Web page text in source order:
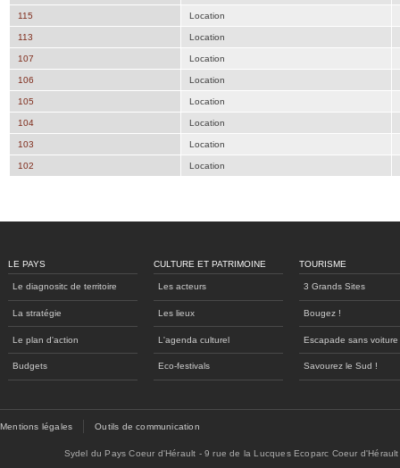
115 Location
113 Location
107 Location
106 Location
105 Location
104 Location
103 Location
102 Location
LE PAYS
Le diagnositc de territoire
La stratégie
Le plan d'action
Budgets
CULTURE ET PATRIMOINE
Les acteurs
Les lieux
L'agenda culturel
Eco-festivals
TOURISME
3 Grands Sites
Bougez !
Escapade sans voiture
Savourez le Sud !
Mentions légales Outils de communication
Sydel du Pays Coeur d'Hérault - 9 rue de la Lucques Ecoparc Coeur